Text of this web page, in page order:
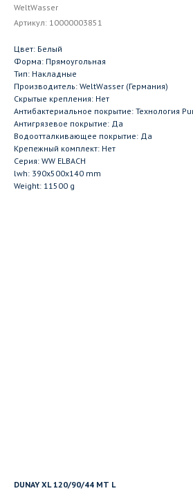
WeltWasser
Артикул: 10000003851
Цвет: Белый
Форма: Прямоугольная
Тип: Накладные
Производитель: WeltWasser (Германия)
Скрытые крепления: Нет
Антибактериальное покрытие: Технология
Антигрязевое покрытие: Да
Водоотталкивающее покрытие: Да
Крепежный комплект: Нет
Серия: WW ELBACH
lwh: 390x500x140 mm
Weight: 11500 g
DUNAY XL 120/90/44 MT L